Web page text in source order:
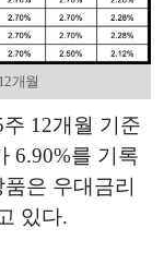
개월
12개월 기준
6.90%를 기록
은 우대금리
있다.